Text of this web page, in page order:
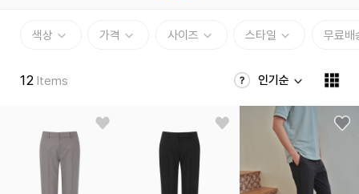
색상 가격 사이즈 스타일 무료배
12 Items 인기순